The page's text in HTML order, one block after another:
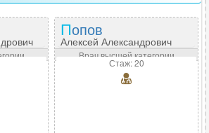
Попов
Алексей Александрович
Врач высшей категории
Стаж: 20